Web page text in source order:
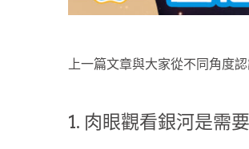
上一篇文章與大家從不同角度
1. 肉眼觀看銀河是需